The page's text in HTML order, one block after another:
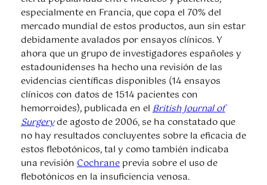
especialmente en Francia, que copa el 70% del
mercado mundial de estos productos, aun sin estar
debidamente avalados por ensayos clínicos. Y
ahora que un grupo de investigadores españoles y
estadounidenses ha hecho una revisión de las
evidencias científicas disponibles (14 ensayos
clínicos con datos de 1514 pacientes con
hemorroides), publicada en elBritish Journal of
Surgeryde agosto de 2006, se ha constatado que
no hay resultados concluyentes sobre la eficacia de
estos flebotónicos, tal y como también indicaba
una revisiónCochraneprevia sobre el uso de
flebotónicos en la insuficiencia venosa.